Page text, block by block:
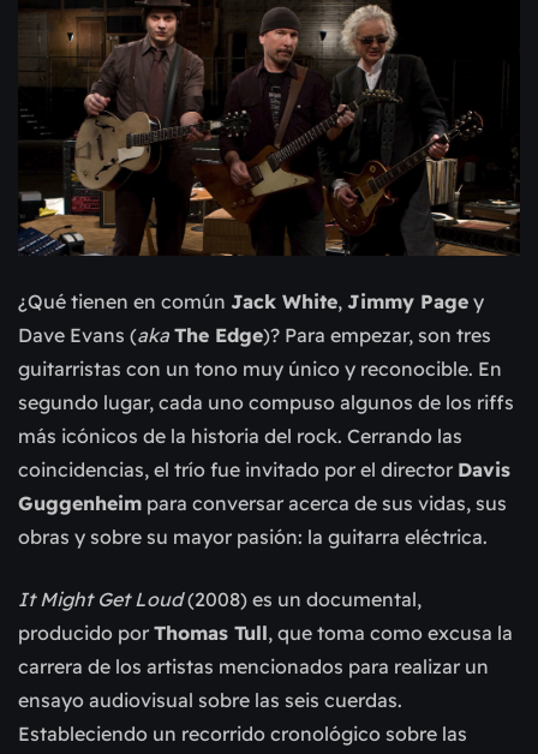
¿Qué tienen en común Jack White, Jimmy Page y
Dave Evans (aka The Edge)? Para empezar, son tres
guitarristas con un tono muy único y reconocible. En
segundo lugar, cada uno compuso algunos de los riffs
más icónicos de la historia del rock. Cerrando las
coincidencias, el trío fue invitado por el director Davis
Guggenheim para conversar acerca de sus vidas, sus
obras y sobre su mayor pasión: la guitarra eléctrica.
It Might Get Loud(2008) es un documental,
producido por Thomas Tull, que toma como excusa la
carrera de los artistas mencionados para realizar un
ensayo audiovisual sobre las seis cuerdas.
Estableciendo un recorrido cronológico sobre las